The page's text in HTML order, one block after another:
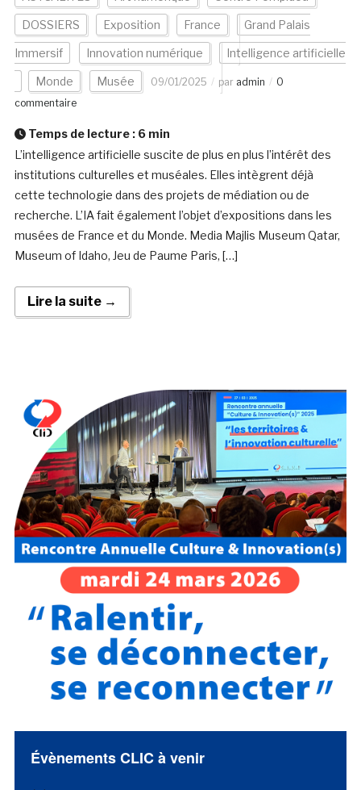
DOSSIERS Exposition France Grand Palais
Immersif Innovation numérique Intelligence artificielle
Monde Musée 09/01/2025 par admin
0
commentaire
Temps de lecture : 6 min
L’intelligence artificielle suscite de plus en plus l’intérêt des
institutions culturelles et muséales. Elles intègrent déjà
cette technologie dans des projets de médiation ou de
recherche. L’IA fait également l’objet d’expositions dans les
musées de France et du Monde. Media Majlis Museum Qatar,
Museum of Idaho, Jeu de Paume Paris, […]
Lire la suite →
Évènements CLIC à venir